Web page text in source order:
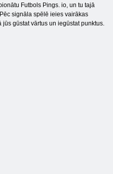
Futbols Pings. io, un tu tajā
signāla spēlē ieies vairākas
gūstat vārtus un iegūstat punktus.